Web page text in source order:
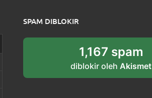
SPAM DIBLOKIR
1,167 spam
diblokir olehAkismet